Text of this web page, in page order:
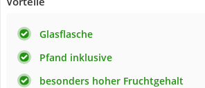
Glasflasche
Pfand inklusive
besonders hoher Fruchtgehalt